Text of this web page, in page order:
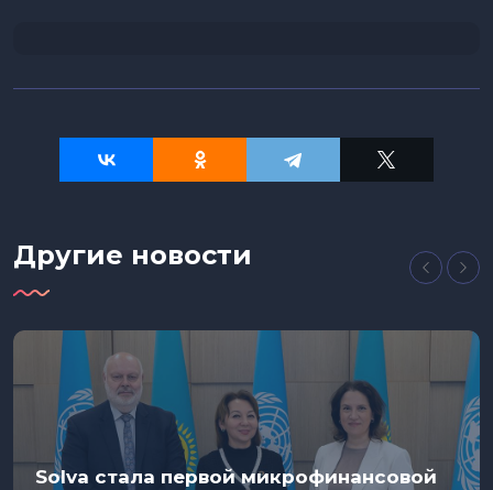
Другие новости
Solva стала первой микрофинансовой